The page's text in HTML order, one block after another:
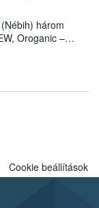
három
Oroganic –
követően,
elleni további
termesztésben is
Cookie beállítások